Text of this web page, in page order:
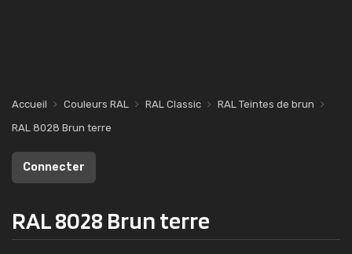
Accueil Couleurs RAL RAL Classic
RAL Teintes de brun
RAL 8028 Brun terre
Connecter
RAL 8028 Brun terre